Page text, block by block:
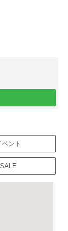
ベント
SALE